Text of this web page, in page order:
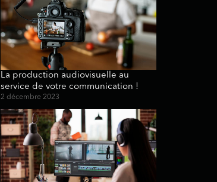
La production audiovisuelle au
service de votre communication !
2 décembre 2023